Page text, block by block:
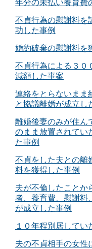
年分の未払い養育費
不貞行為の慰謝料を
功した事例
婚約破棄の慰謝料を
不貞行為による３０
減額した事案
連絡をとらないまま
と協議離婚が成立し
離婚後妻のみが住ん
のまま放置されてい
た事例
不貞をした夫との離
料を獲得した事例
夫が不倫したことか
者、養育費、慰謝料
が成立した事例
１０年程別居してい
夫の不貞相手の女性